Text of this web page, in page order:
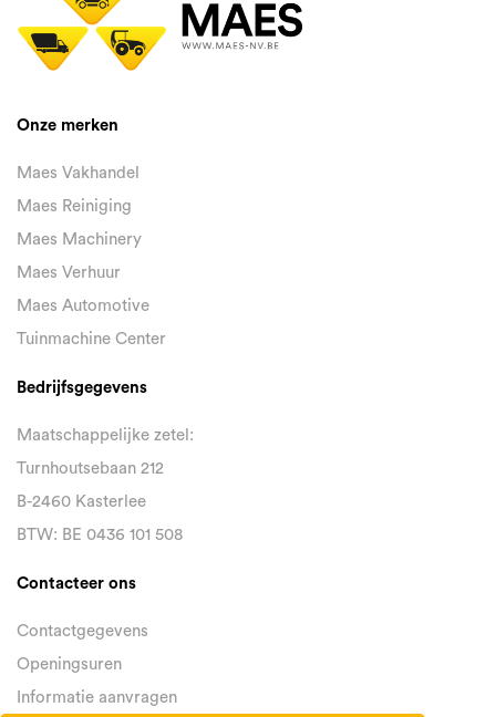
Onze merken
Maes Vakhandel
Maes Reiniging
Maes Machinery
Maes Verhuur
Maes Automotive
Tuinmachine Center
Bedrijfsgegevens
Maatschappelijke zetel:
Turnhoutsebaan 212
B-2460 Kasterlee
BTW: BE 0436 101 508
Contacteer ons
Contactgegevens
Openingsuren
Informatie aanvragen